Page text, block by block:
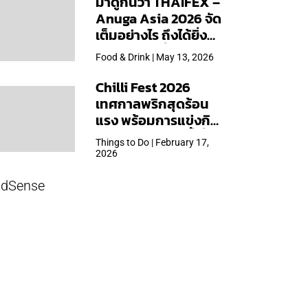
Anuga Asia 2026 จัด
เต็มอย่างไร ถึงได้ยิ่ง
ใหญ่สุดเท่าที่เคยจัดมา
Food & Drink | May 13, 2026
Chilli Fest 2026
เทศกาลพริกสุดร้อน
แรง พร้อมการแข่งกิน
พริก จัด 28 มี.ค.นี้ ที่โรง
แรมคิมป์ตัน มาลัยฯ
Things to Do | February 17,
2026